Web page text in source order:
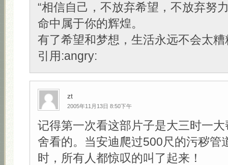
“相信自己，不放弃希望，不放弃努
命中属于你的辉煌。
有了希望和梦想，生活永远不会太糟
引用:angry:
zt
2005年11月13日 8:50下午
记得第一次看这部片子是大三时一
舍看的。当安迪爬过500尺的污秽管
时，所有人都惊叹的叫了起来！